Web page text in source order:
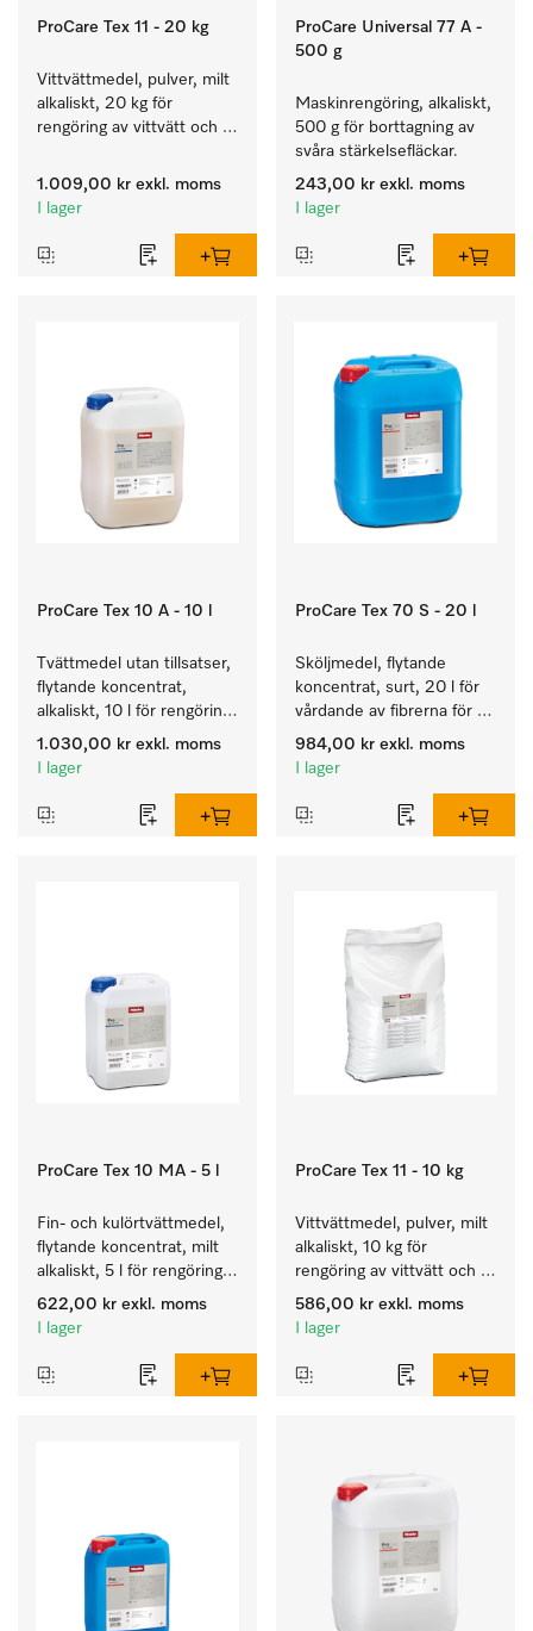
ProCare Tex 11 - 20 kg
Vittvättmedel, pulver, milt
alkaliskt, 20 kg för
rengöring av vittvätt och
1.009,00 kr exkl. moms
I lager
ProCare Universal 77 A -
500 g
Maskinrengöring, alkaliskt,
500 g för borttagning av
svåra stärkelsefläckar.
243,00 kr exkl. moms
I lager
ProCare Tex 10 A - 10 l
Tvättmedel utan tillsatser,
flytande koncentrat,
alkaliskt, 10 l för rengöring
av vittvätt och färgäkta
kulörtvätt.
1.030,00 kr exkl. moms
I lager
ProCare Tex 70 S - 20 l
Sköljmedel, flytande
koncentrat, surt, 20 l för
vårdande av fibrerna för
en långvarig smidighet
hos textilierna.
984,00 kr exkl. moms
I lager
ProCare Tex 10 MA - 5 l
Fin- och kulörtvättmedel,
flytande koncentrat, milt
alkaliskt, 5 l för rengöring
av kulörtvätt och ömtåliga
textilier.
622,00 kr exkl. moms
I lager
ProCare Tex 11 - 10 kg
Vittvättmedel, pulver, milt
alkaliskt, 10 kg för
rengöring av vittvätt och
färgäkta kulörtvätt.
586,00 kr exkl. moms
I lager